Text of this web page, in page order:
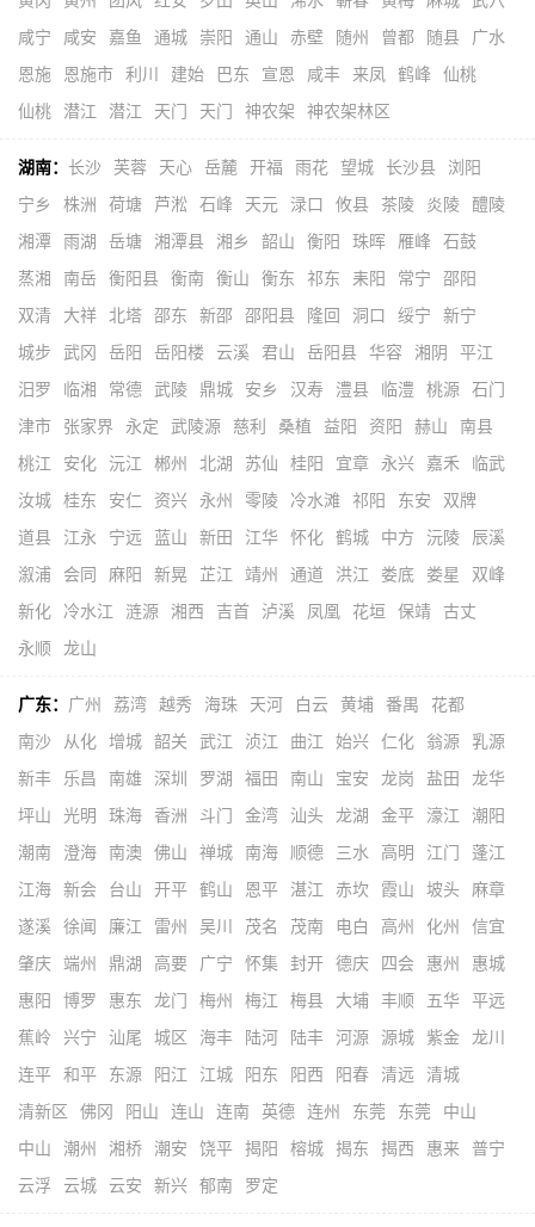
咸宁
咸安 嘉鱼 通城 崇阳 通山 赤壁 随州 曾都 随县
广水
恩施
恩施市 利川 建始 巴东 宣恩 咸丰 来凤 鹤峰
仙桃
仙桃
潜江 潜江 天门 天门 神农架 神农架林区
湖南： 长沙 芙蓉 天心 岳麓 开福 雨花 望城 长沙县
浏阳
宁乡
株洲 荷塘 芦淞 石峰 天元 渌口 攸县 茶陵 炎陵
醴陵
湘潭
雨湖 岳塘 湘潭县 湘乡 韶山 衡阳 珠晖 雁峰
石鼓
蒸湘
南岳 衡阳县 衡南 衡山 衡东 祁东 耒阳 常宁
邵阳
双清
大祥 北塔 邵东 新邵 邵阳县 隆回 洞口 绥宁
新宁
城步
武冈 岳阳 岳阳楼 云溪 君山 岳阳县 华容 湘阴
平江
汨罗
临湘 常德 武陵 鼎城 安乡 汉寿 澧县 临澧 桃源
石门
津市
张家界 永定 武陵源 慈利 桑植 益阳 资阳 赫山
南县
桃江
安化 沅江 郴州 北湖 苏仙 桂阳 宜章 永兴 嘉禾
临武
汝城
桂东 安仁 资兴 永州 零陵 冷水滩 祁阳 东安
双牌
道县
江永 宁远 蓝山 新田 江华 怀化 鹤城 中方 沅陵
辰溪
溆浦
会同 麻阳 新晃 芷江 靖州 通道 洪江 娄底 娄星
双峰
新化
冷水江 涟源 湘西 吉首 泸溪 凤凰 花垣 保靖
古丈
永顺
龙山
广东： 广州 荔湾 越秀 海珠 天河 白云 黄埔 番禺
花都
南沙
从化 增城 韶关 武江 浈江 曲江 始兴 仁化 翁源
乳源
新丰
乐昌 南雄 深圳 罗湖 福田 南山 宝安 龙岗 盐田
龙华
坪山
光明 珠海 香洲 斗门 金湾 汕头 龙湖 金平 濠江
潮阳
潮南
澄海 南澳 佛山 禅城 南海 顺德 三水 高明 江门
蓬江
江海
新会 台山 开平 鹤山 恩平 湛江 赤坎 霞山 坡头
麻章
遂溪
徐闻 廉江 雷州 吴川 茂名 茂南 电白 高州 化州
信宜
肇庆
端州 鼎湖 高要 广宁 怀集 封开 德庆 四会 惠州
惠城
惠阳
博罗 惠东 龙门 梅州 梅江 梅县 大埔 丰顺 五华
平远
蕉岭
兴宁 汕尾 城区 海丰 陆河 陆丰 河源 源城 紫金
龙川
连平
和平 东源 阳江 江城 阳东 阳西 阳春 清远
清城
清新区
佛冈 阳山 连山 连南 英德 连州 东莞 东莞
中山
中山
潮州 湘桥 潮安 饶平 揭阳 榕城 揭东 揭西 惠来
普宁
云浮
云城 云安 新兴 郁南 罗定